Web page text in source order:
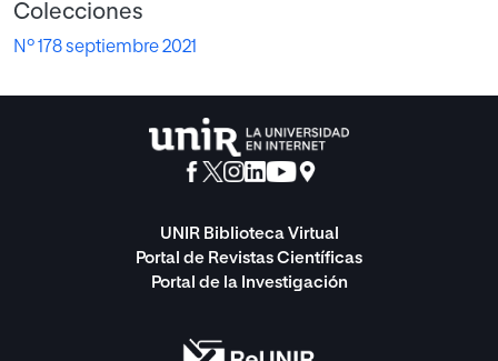
Colecciones
Nº 178 septiembre 2021
UNIR Biblioteca Virtual
Portal de Revistas Científicas
Portal de la Investigación